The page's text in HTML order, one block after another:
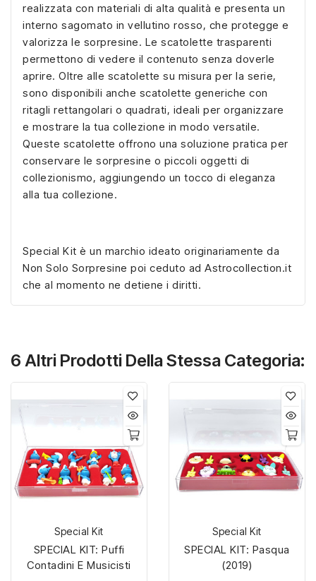
realizzata con materiali di alta qualità e presenta un
interno sagomato in vellutino rosso, che protegge e
valorizza le sorpresine. Le scatolette trasparenti
permettono di vedere il contenuto senza doverle
aprire. Oltre alle scatolette su misura per la serie,
sono disponibili anche scatolette generiche con
ritagli rettangolari o quadrati, ideali per organizzare
e mostrare la tua collezione in modo versatile.
Queste scatolette offrono una soluzione pratica per
conservare le sorpresine o piccoli oggetti di
collezionismo, aggiungendo un tocco di eleganza
alla tua collezione.
Special Kit è un marchio ideato originariamente da
Non Solo Sorpresine poi ceduto ad Astrocollection.it
che al momento ne detiene i diritti.
6 Altri Prodotti Della Stessa Categoria:
Special Kit
SPECIAL KIT: Puffi
Contadini E Musicisti
Special Kit
SPECIAL KIT: Pasqua
(2019)